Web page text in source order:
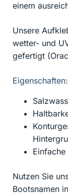
einem
Unsere
wetter- und
gefertigt
Eigenschaften:
Nutzen Sie
Bootsnamen